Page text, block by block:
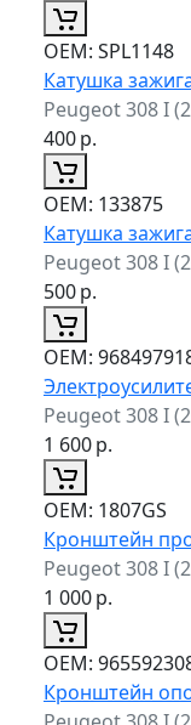
ОЕМ: SPL1148
Катушка
Peugeot 308 I
400р.
ОЕМ: 133875
Катушка
Peugeot 308 I
500р.
ОЕМ:
Peugeot 308 I
1 600р.
ОЕМ: 1807GS
Кронштейн
Peugeot 308 I
1 000р.
ОЕМ:
Кронштейн